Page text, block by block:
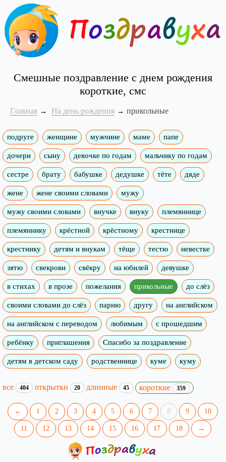
Смешные поздравление с днем рождения
короткие, смс
Главная На день рождения прикольные
подруге женщине мужчине маме папе
дочери сыну девочке по годам мальчику по годам
сестре брату бабушке дедушке тёте дяде
жене жене своими словами мужу
мужу своими словами внучке внуку племяннице
племяннику крёстной крёстному крестнице
крестнику детям и внукам тёще тестю невестке
зятю свекрови свёкру на юбилей девушке
в стихах в прозе пожелания прикольные до слёз
своими словами до слёз парню другу на английском
на английском с переводом любимым с прошедшим
ребёнку приглашения Спасибо за поздравление
детям в детском саду родственнице куме куму
все 404 открытки 20 длинные 45 короткие 359
← 1 2 3 4 5 6 7 8 9 10
11 12 13 14 15 16 17 18 →